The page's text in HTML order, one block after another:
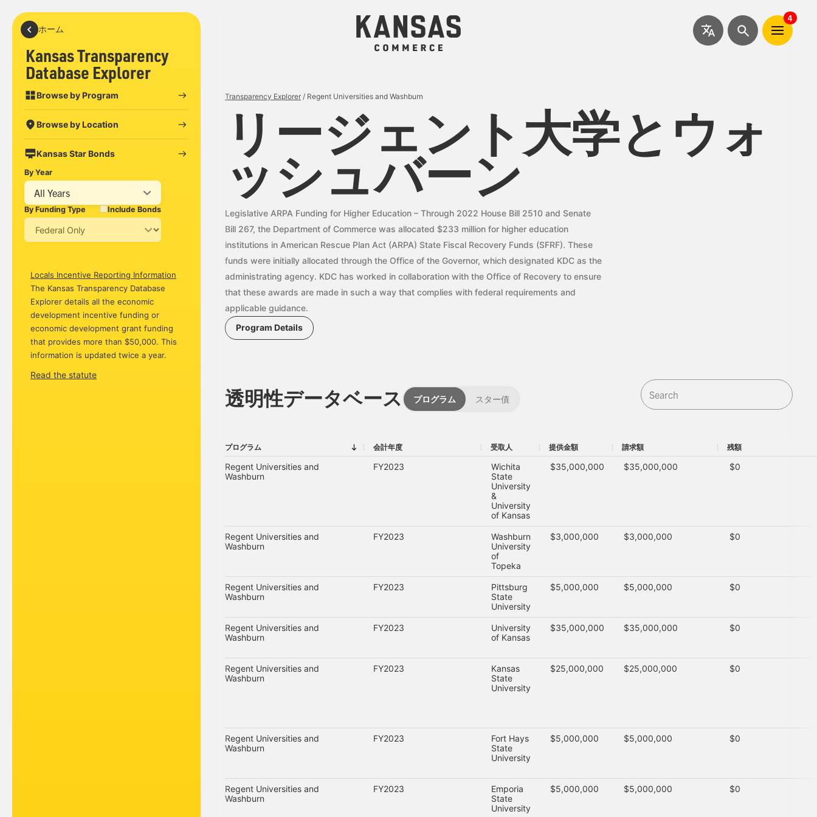
本
4
ホーム
Kansas Transparency
Database Explorer
Browse by Program
Browse by Location
Kansas Star Bonds
By Year
All Years
By Funding Type Include Bonds
Locals Incentive Reporting Information
The Kansas Transparency Database
Explorer details all the economic
development incentive funding or
economic development grant funding
that provides more than $50,000. This
information is updated twice a year.
Read the statute
Transparency Explorer / Regent Universities and Washburn
リージェント大学とウォ
ッシュバーン
Legislative ARPA Funding for Higher Education – Through 2022 House Bill 2510 and Senate
Bill 267, the Department of Commerce was allocated $233 million for higher education
institutions in American Rescue Plan Act (ARPA) State Fiscal Recovery Funds (SFRF). These
funds were initially allocated through the Office of the Governor, which designated KDC as the
administrating agency. KDC has worked in collaboration with the Office of Recovery to ensure
that these awards are made in such a way that complies with federal requirements and
applicable guidance.
Program Details
透明性データベース プログラム スター債
プログラム 会計年度 受取人 提供金額 請求額
残額
Regent Universities and
Washburn
FY2023
Wichita
State
University
&
University
of Kansas
$35,000,000 $35,000,000 $0
Regent Universities and
Washburn
FY2023
Washburn
University
of
Topeka
$3,000,000 $3,000,000 $0
Regent Universities and
Washburn
FY2023
Pittsburg
State
University
$5,000,000 $5,000,000 $0
Regent Universities and
Washburn
FY2023
University
of Kansas
$35,000,000 $35,000,000 $0
Regent Universities and
Washburn
FY2023
Kansas
State
University
$25,000,000 $25,000,000 $0
Regent Universities and
Washburn
FY2023
Fort Hays
State
University
$5,000,000 $5,000,000 $0
Regent Universities and
Washburn
FY2023
Emporia
State
University
$5,000,000 $5,000,000 $0